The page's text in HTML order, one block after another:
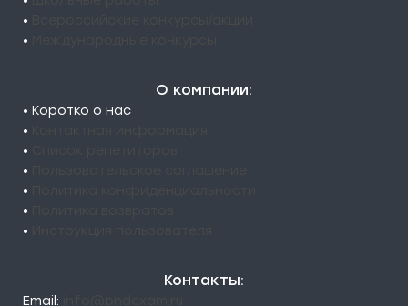
•
•
О компании:
• Коротко о нас
•
•
•
•
•
•
Контакты:
Email: